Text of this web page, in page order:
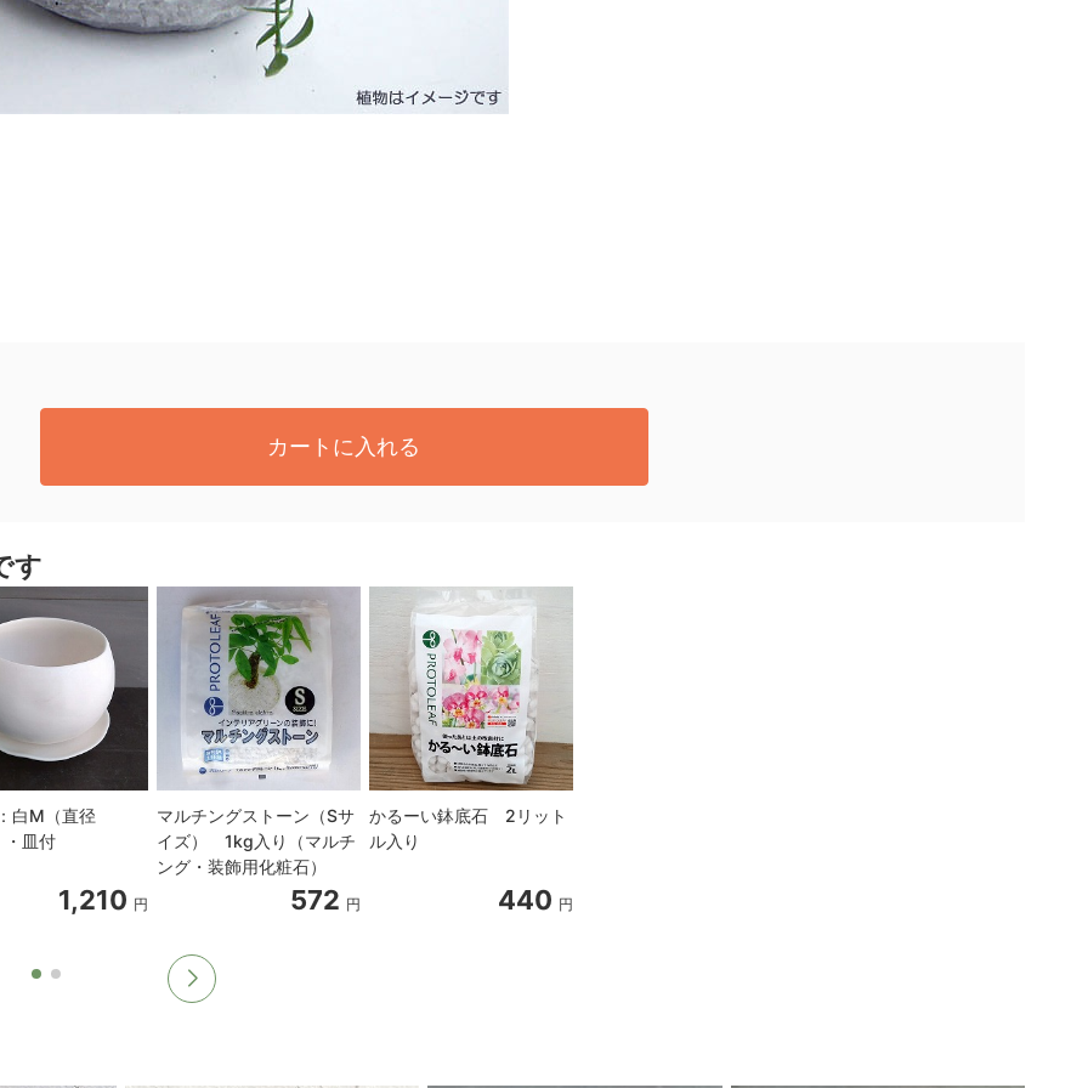
カートに入れる
す
白M（直径
皿付
1,210 円
マルチングストーン（Sサ
イズ） 1kg入り（マルチ
ング・装飾用化粧石）
572 円
かるーい鉢底石 2リット
ル入り
440 円